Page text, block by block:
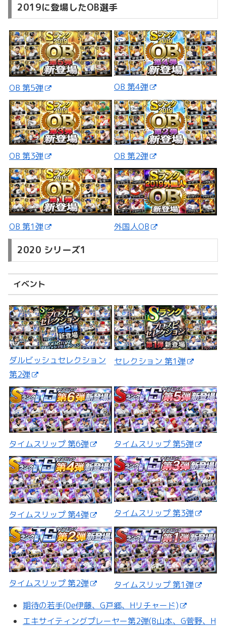
2019に登場したOB選手
OB 第5弾 OB 第4弾
OB 第3弾 OB 第2弾
OB 第1弾 外国人OB
2020 シリーズ1
イベント
ダルビッシュセレクション
第2弾
セレクション 第1弾
タイムスリップ 第6弾 タイムスリップ 第5弾
タイムスリップ 第4弾 タイムスリップ 第3弾
タイムスリップ 第2弾
タイムスリップ 第1弾
期待の若手(De伊藤、G戸郷、Hリチャード)
エキサイティングプレーヤー第2弾(B山本、G菅野、H